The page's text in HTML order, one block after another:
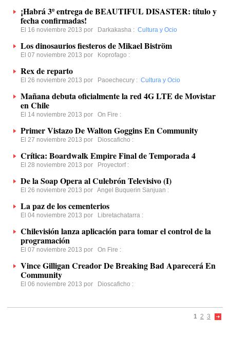
¡Habrá 3º entrega de BEAUTIFUL DISASTER: título y
fecha confirmadas!
El 16 noviembre 2013 por Darkakasha : Cultura y Ocio
Los dinosaurios fiesteros de Mikael Biström
El 07 noviembre 2013 por Koprofago :
Rex de reparto
El 26 noviembre 2013 por Paoechecury : Cultura y Ocio
Mañana debuta oficialmente la red 4G LTE de Movistar
en Chile
El 14 noviembre 2013 por On Fire :
Primer Vistazo De Walton Goggins En Community
El 27 noviembre 2013 por Dioscaficho :
Crítica: Boardwalk Empire Final de Temporada 4
El 28 noviembre 2013 por Proyectorf:
De la Soap Opera al Culebrón Televisivo (I)
El 26 noviembre 2013 por Angel Buquerin Sanjuan :
La paz de los cementerios
El 04 noviembre 2013 por Libretachatarra :
Chilevisión lanza aplicación para tomar el control de la
programación
El 07 noviembre 2013 por On Fire :
Vince Gilligan Creador De Breaking Bad Aparecerá En
Community
El 06 noviembre 2013 por Dioscaficho :
1 2 3